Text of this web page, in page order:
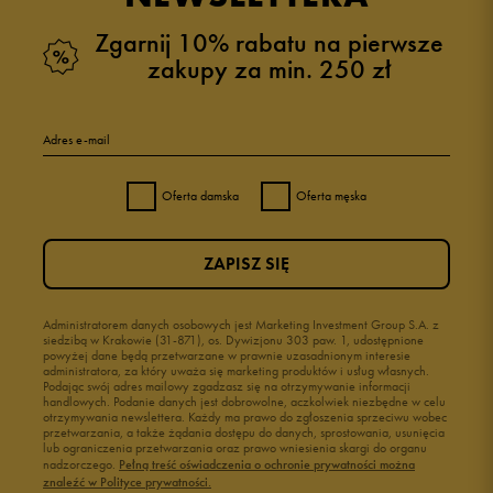
Zgarnij 10% rabatu na pierwsze
zakupy za min. 250 zł
Adres e-mail
Oferta damska Oferta męska
Administratorem danych osobowych jest Marketing Investment Group S.A. z
siedzibą w Krakowie (31-871), os. Dywizjonu 303 paw. 1, udostępnione
powyżej dane będą przetwarzane w prawnie uzasadnionym interesie
administratora, za który uważa się marketing produktów i usług własnych.
Podając swój adres mailowy zgadzasz się na otrzymywanie informacji
handlowych. Podanie danych jest dobrowolne, aczkolwiek niezbędne w celu
otrzymywania newslettera. Każdy ma prawo do zgłoszenia sprzeciwu wobec
przetwarzania, a także żądania dostępu do danych, sprostowania, usunięcia
lub ograniczenia przetwarzania oraz prawo wniesienia skargi do organu
nadzorczego. Pełną treść oświadczenia o ochronie prywatności można
znaleźć w Polityce prywatności.
ZAPISZ SIĘ